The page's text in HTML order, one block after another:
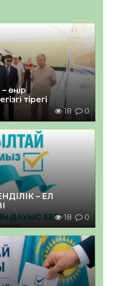
өңір
тірегі
18 0
– ЕЛ
18 0